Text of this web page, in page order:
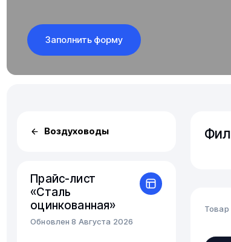
Заполнить форму
Воздуховоды
Прайс-лист
«Сталь
оцинкованная»
Обновлен 8 Августа 2026
Товар